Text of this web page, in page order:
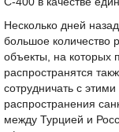
Несколько дней
большое количество
объекты, на которых
распространятся
сотрудничать с
распространения
между Турцией и